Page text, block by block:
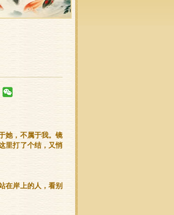
她，不属于我。镜
里打了个结，又悄
在岸上的人，看别